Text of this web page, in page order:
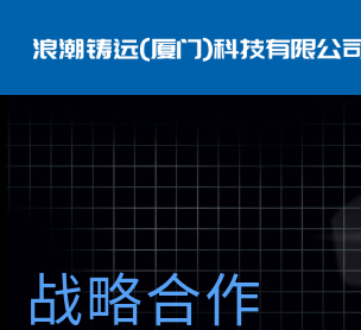
战略合作